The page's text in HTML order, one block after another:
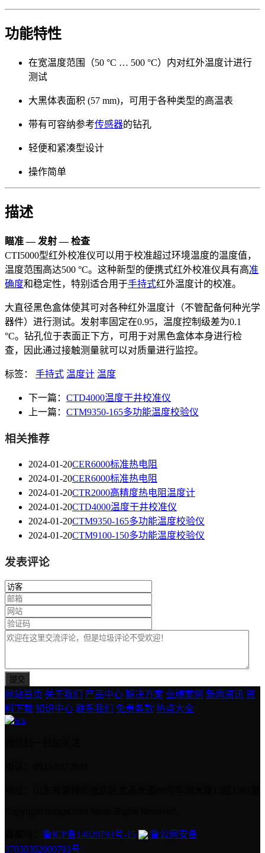
功能特性
在宽温度范围（50 °C … 500 °C）内对红外温度计进行
测试
大黑体表面积 (57 mm)，可用于各种类型的高温表
带有可容纳参考传感器的钻孔
轻便和紧凑型设计
操作简单
描述
瞄准 — 发射 — 检查
CTI5000型红外校准仪可以用于校准超过环境温度的温度值，
温度范围高达500 °C。这种新型的便携式红外校准仪具有高准
确度和稳定性，特别适合用于手持式红外温度计的校准。
大直径黑色盒体使其可对各种红外温度计（不管配备何种光学
器件）进行测试。发射率固定在0.95，温度控制级差为0.1
°C。钻孔位于表面正下方，可用于对黑色盒体本身进行检
查，因此通过接触测量就可以对质量进行监控。
标签： 手持式 温度计 温度
下一篇： CTD4000温度干井校准仪
上一篇： CTM9350-165多功能温度校验仪
相关推荐
2024-01-20CER6000标准热电阻
2024-01-20CER6000标准热电阻
2024-01-20CTR2000高精度热电阻温度计
2024-01-20CTD4000温度干井校准仪
2024-01-20CTM9350-165多功能温度校验仪
2024-01-20CTM9100-150多功能温度校验仪
发表评论
网站首页 关于我们 产品中心 解决方案 业绩案例 新闻资讯 资
料下载 知识中心 联系我们 免责条款 热点大全
鲁ICP备14020793号-15
鲁公网安备
37030302000793号